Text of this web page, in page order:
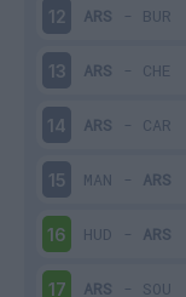
12 ARS - BUR
13 ARS - CHE
14 ARS - CAR
15 MAN - ARS
16 HUD - ARS
17 ARS - SOU